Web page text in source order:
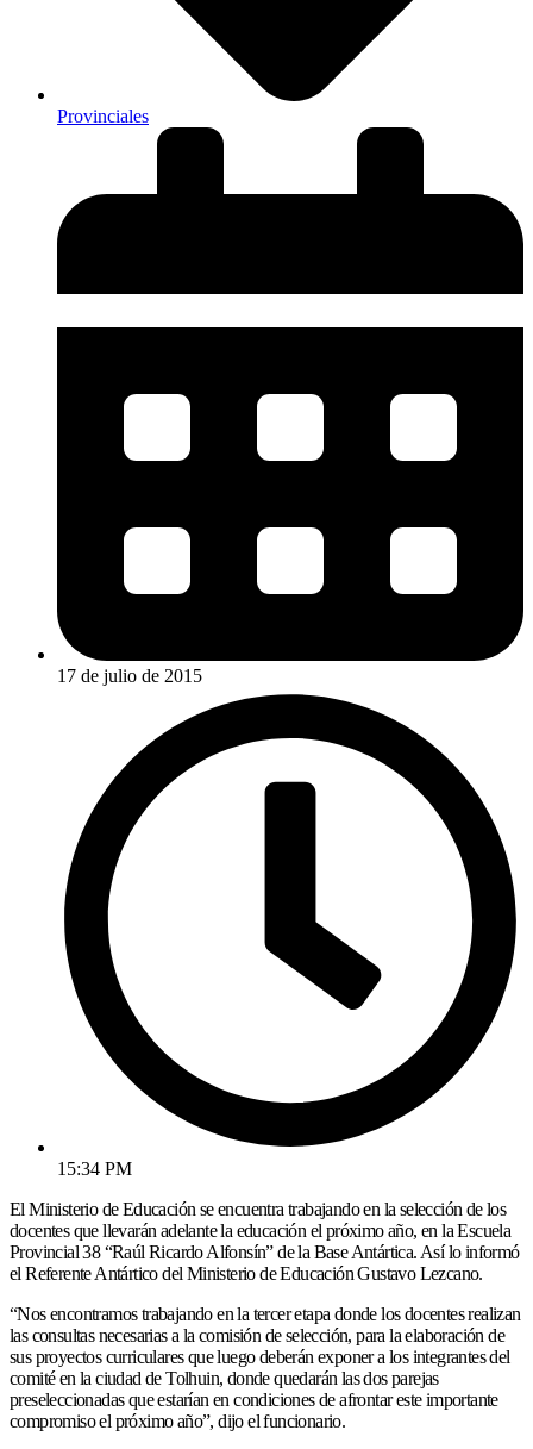
Provinciales
17 de julio de 2015
15:34 PM
El Ministerio de Educación se encuentra trabajando en la selección de los
docentes que llevarán adelante la educación el próximo año, en la Escuela
Provincial 38 “Raúl Ricardo Alfonsín” de la Base Antártica. Así lo informó
el Referente Antártico del Ministerio de Educación Gustavo Lezcano.
“Nos encontramos trabajando en la tercer etapa donde los docentes realizan
las consultas necesarias a la comisión de selección, para la elaboración de
sus proyectos curriculares que luego deberán exponer a los integrantes del
comité en la ciudad de Tolhuin, donde quedarán las dos parejas
preseleccionadas que estarían en condiciones de afrontar este importante
compromiso el próximo año”, dijo el funcionario.